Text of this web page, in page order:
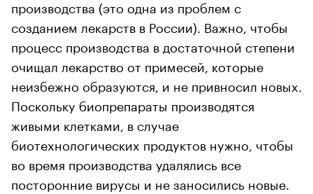
производства (это одна из проблем с
созданием лекарств в России). Важно, чтобы
процесс производства в достаточной степени
очищал лекарство от примесей, которые
неизбежно образуются, и не привносил новых.
Поскольку биопрепараты производятся
живыми клетками, в случае
биотехнологических продуктов нужно, чтобы
во время производства удалялись все
посторонние вирусы и не заносились новые.